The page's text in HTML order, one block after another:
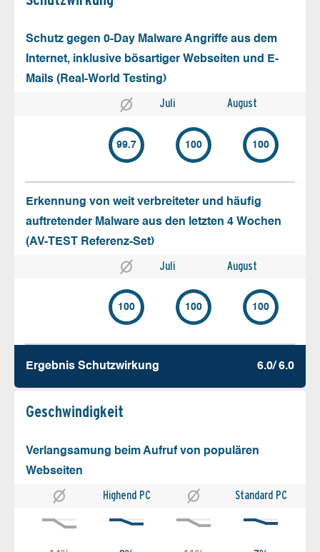
Schutz gegen 0-Day Malware Angriffe aus dem
Internet, inklusive bösartiger Webseiten und E-
Mails (Real-World Testing)
Juli August
99.7 100 100
Erkennung von weit verbreiteter und häufig
auftretender Malware aus den letzten 4 Wochen
(AV-TEST Referenz-Set)
Juli August
100 100 100
Ergebnis Schutz­wirkung 6.0/ 6.0
Geschw­indigkeit
Verlangsamung beim Aufruf von populären
Webseiten
Highend PC Standard PC